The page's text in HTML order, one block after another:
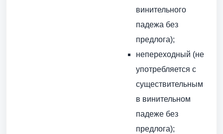
винительного
падежа без
предлога);
непереходный (не
употребляется с
существительным
в винительном
падеже без
предлога);